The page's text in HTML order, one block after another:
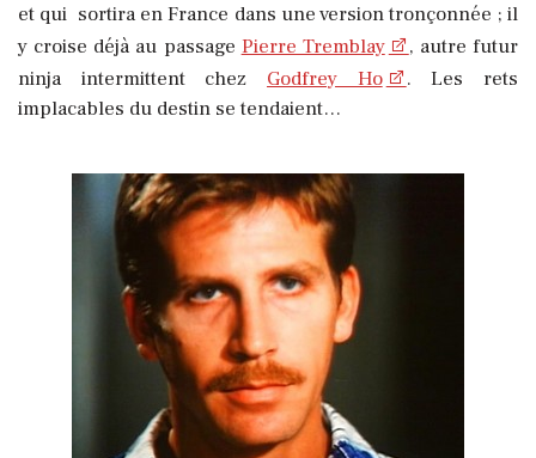
et qui sortira en France dans une version tronçonnée ; il
y croise déjà au passagePierre Tremblay
, autre futur
ninja intermittent chez Godfrey Ho
. Les rets
implacables du destin se tendaient…